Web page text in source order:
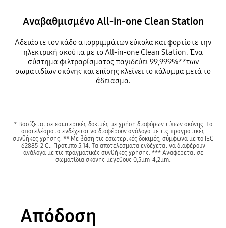
Αναβαθμισμένο All-in-one Clean Station
Αδειάστε τον κάδο απορριμμάτων εύκολα και φορτίστε την
ηλεκτρική σκούπα με το All-in-one Clean Station. Ένα
σύστημα φιλτραρίσματος παγιδεύει 99,999%**των
σωματιδίων σκόνης και επίσης κλείνει το κάλυμμα μετά το
άδειασμα.
* Βασίζεται σε εσωτερικές δοκιμές με χρήση διαφόρων τύπων σκόνης. Τα
αποτελέσματα ενδέχεται να διαφέρουν ανάλογα με τις πραγματικές
συνθήκες χρήσης. ** Με βάση τις εσωτερικές δοκιμές, σύμφωνα με το IEC
62885-2 Cl. Πρότυπο 5.14. Τα αποτελέσματα ενδέχεται να διαφέρουν
ανάλογα με τις πραγματικές συνθήκες χρήσης. *** Αναφέρεται σε
σωματίδια σκόνης μεγέθους 0,5μm-4,2μm.
Απόδοση